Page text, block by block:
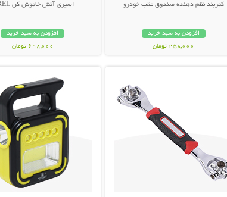
کمربند نظم دهنده صندوق عقب خودرو
افزودن به سبد خرید
258,000 تومان
اسپری آتش خاموش کن AREL
افزودن به سبد خرید
698,000 تومان